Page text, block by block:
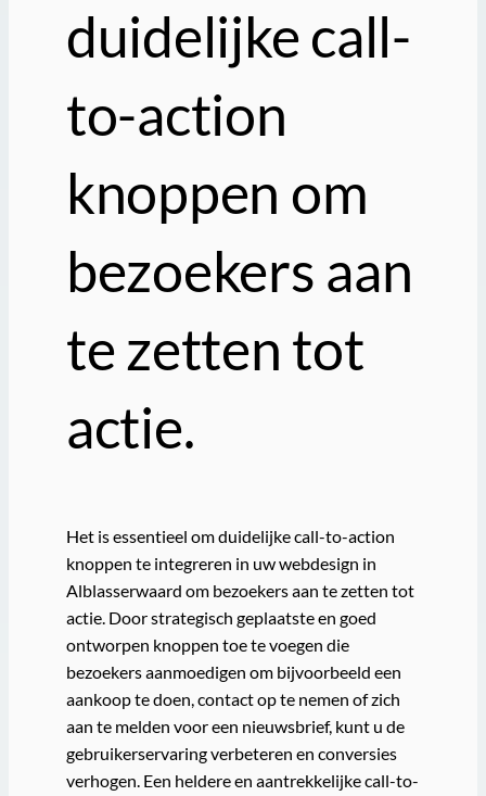
duidelijke call-
to-action
knoppen om
bezoekers aan
te zetten tot
actie.
Het is essentieel om duidelijke call-to-action
knoppen te integreren in uw webdesign in
Alblasserwaard om bezoekers aan te zetten tot
actie. Door strategisch geplaatste en goed
ontworpen knoppen toe te voegen die
bezoekers aanmoedigen om bijvoorbeeld een
aankoop te doen, contact op te nemen of zich
aan te melden voor een nieuwsbrief, kunt u de
gebruikerservaring verbeteren en conversies
verhogen. Een heldere en aantrekkelijke call-to-